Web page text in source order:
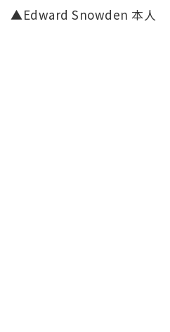
▲Edward Snowden 本人